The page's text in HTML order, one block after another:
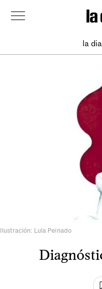
la
Ilustración: Lula Peinado